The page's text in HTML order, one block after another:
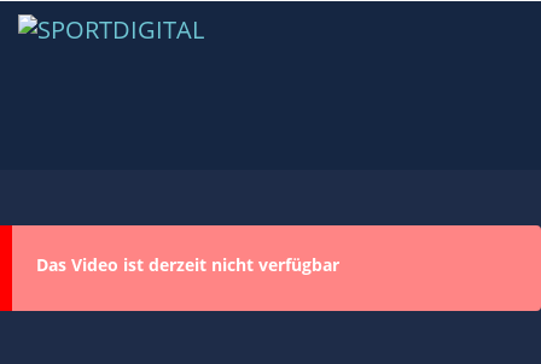
Das Video ist derzeit nicht verfügbar